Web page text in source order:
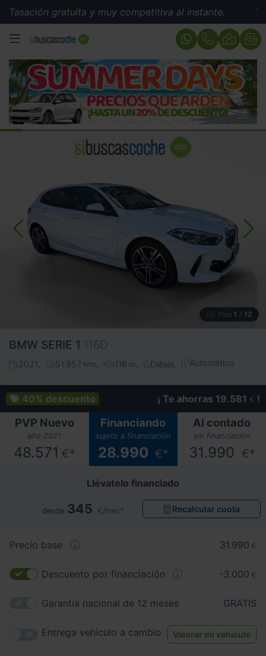
gratuita y muy competitiva al instante.
MENÚ
Foto 1 / 12
BMW SERIE 1 116D
2021 51.957 kms 116 cv Diésel Automático
40% descuento ¡ Te ahorras 19.581 € !
PVP Nuevo
año 2021
48.571 €*
Financiando
sujeto a financiación
28.990 €*
Al contado
sin financiación
31.990 €*
Llévatelo financiado
desde 345 €/mes* Recalcular cuota
Precio base 31.990 €
Descuento por financiación -3.000 €
Garantía nacional de 12 meses GRATIS
Entrega vehículo a cambio Valorar mi vehículo